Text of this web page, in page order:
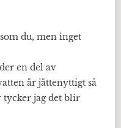
du, men inget
en del av
är jättenyttigt så
tycker jag det blir